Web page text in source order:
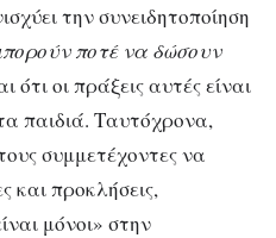
την συνειδητοποίηση
ποτέ να δώσουν
ότι οι πράξεις αυτές είναι
παιδιά. Ταυτόχρονα,
συμμετέχοντες να
και προκλήσεις,
μόνοι» στην